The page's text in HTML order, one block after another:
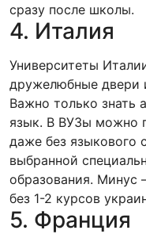
сразу после школы.
4. Италия
Университеты
дружелюбные двери
Важно только знать
язык. В ВУЗы можно
даже без языкового
выбранной
образования. Минус
без 1-2 курсов
5. Франция